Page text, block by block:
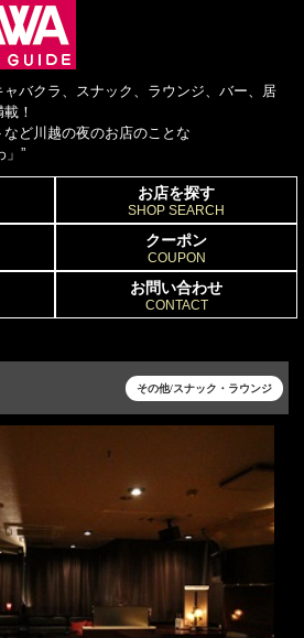
バクラ、スナック、ラウンジ、バー、居
！
ど川越の夜のお店のことな
」”
お店を探す
SHOP SEARCH
クーポン
COUPON
お問い合わせ
CONTACT
その他/スナック・ラウンジ